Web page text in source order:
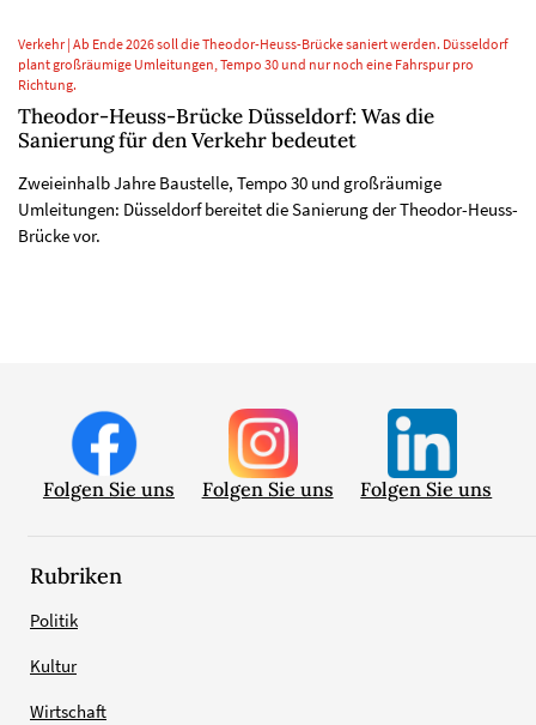
Verkehr | Ab Ende 2026 soll die Theodor-Heuss-Brücke saniert werden. Düsseldorf
plant großräumige Umleitungen, Tempo 30 und nur noch eine Fahrspur pro
Richtung.
Theodor-Heuss-Brücke Düsseldorf: Was die
Sanierung für den Verkehr bedeutet
Zweieinhalb Jahre Baustelle, Tempo 30 und großräumige
Umleitungen: Düsseldorf bereitet die Sanierung der Theodor-Heuss-
Brücke vor.
Folgen Sie uns Folgen Sie uns Folgen Sie uns
Rubriken
Politik
Kultur
Wirtschaft